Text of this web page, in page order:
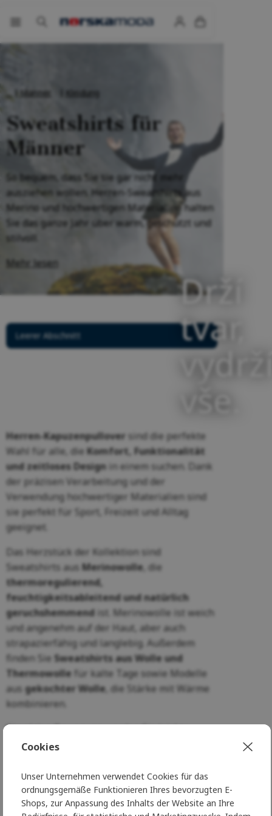
Männer Kleidung
Sweatshirts für
Männer
So bequem, dass Sie sie gar nicht mehr
ausziehen wollen. Herren-Sweatshirts aus
Merino und hochwertigen Materialien halten
Sie das ganze Jahr über warm, geschützt und
stilvoll.
Mehr lesen
Leerer Abschnitt
Drží
tvar,
Herren-Kapuzenpullover sind die perfekte
Wahl für alle, die Komfort, Funktionalität
und zeitloses Design in einem suchen. Dank
der präzisen Verarbeitung und der
Verwendung hochwertiger Materialien sind
sie perfekt für Sport, Freizeit und Alltag
geeignet.
Das Herzstück der Kollektion sind
Sweatshirts aus Merinowolle , die
thermoregulierend,
feuchtigkeitsableitend und natürlich
geruchshemmend ist. Merinowolle ist weich
und angenehm auf der Haut, aber auch
strapazierfähig und langlebig. Außerdem
finden Sie Sweatshirts aus Wolle und
Thermowolle für kalte Tage sowie Modelle
aus gekochter Wolle , die Stärke mit Wärme
kombinieren.
Für aktive Bewegung werden Sie leichte
Kapuzenpullover aus Fleece
und pflegeleicht sind. Es gibt Modelle mit
Reißverschluss, mit Kapuze und ohne
Kapuze, so dass Sie das Modell wählen
Cookies
Unser Unternehmen verwendet Cookies für das
ordnungsgemäße Funktionieren Ihres bevorzugten E-
Shops, zur Anpassung des Inhalts der Website an Ihre